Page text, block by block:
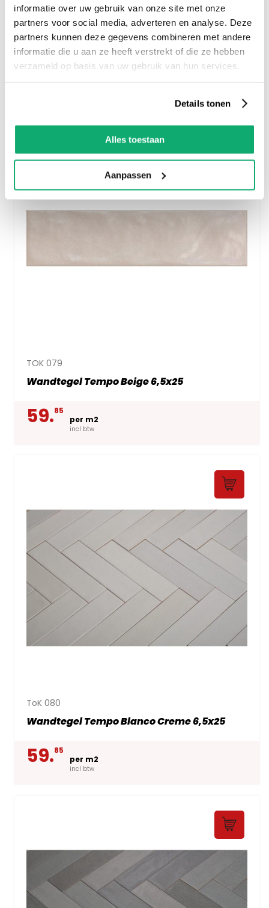
informatie over uw gebruik van onze site met onze
partners voor social media, adverteren en analyse. Deze
partners kunnen deze gegevens combineren met andere
informatie die u aan ze heeft verstrekt of die ze hebben
verzameld op basis van uw gebruik van hun services.
Details tonen
Alles toestaan
Aanpassen
TOK 075
Wandtegel Brunei Sage Groen 6,5x25
59.85
TOK 079
Wandtegel Tempo Beige 6,5x25
59.85
per m2
incl btw
ToK 080
Wandtegel Tempo Blanco Creme 6,5x25
59.85
per m2
incl btw